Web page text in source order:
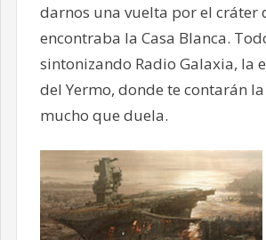
darnos una vuelta por el cráter
encontraba la Casa Blanca.
sintonizando Radio Galaxia, la
del Yermo, donde te contarán
mucho que duela.